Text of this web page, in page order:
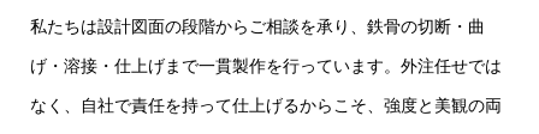
私たちは設計図面の段階からご相談を承り、鉄骨の切断・曲
げ・溶接・仕上げまで一貫製作を行っています。外注任せでは
なく、自社で責任を持って仕上げるからこそ、強度と美観の両